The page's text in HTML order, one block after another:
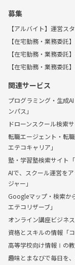
募集
【アルバイト】運営ス
【在宅勤務・業務委託
【在宅勤務・業務委託
【在宅勤務・業務委託
関連サービス
プログラミング・生成
ンパス」
ドローンスクール検索
転職エージェント・転
エテコキャリア」
塾・学習塾検索サイト
AIで、スクール運営を
ジャー」
Googleマップ・検索か
エテコリザーブ」
オンライン講座ビジネ
資格とスキルの情報「
高等学校向け情報Ⅰの教
趣味とまなびで毎日を